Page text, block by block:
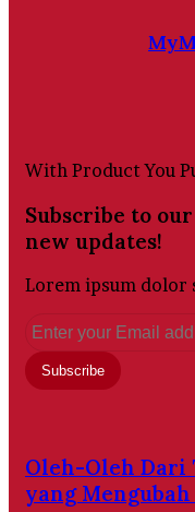
With Product You
Subscribe to
new updates!
Lorem ipsum dolor
Enter
your
Email
address
Oleh-Oleh Dari
yang